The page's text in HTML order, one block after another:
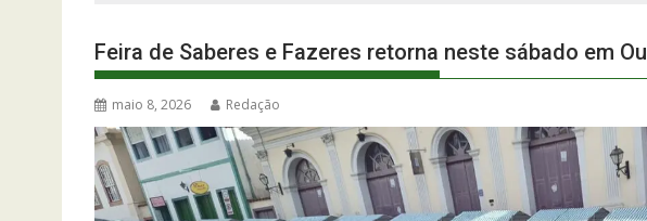
Feira de Saberes e Fazeres retorna neste sábado em
maio 8, 2026 Redação